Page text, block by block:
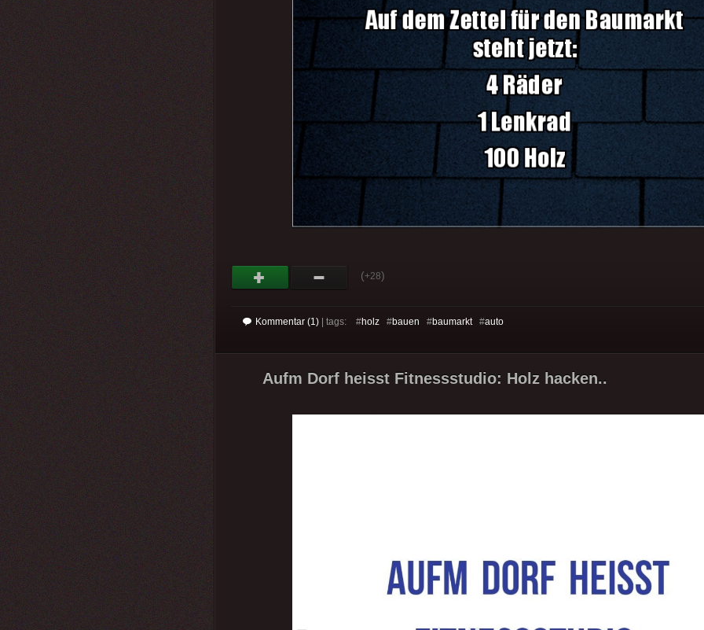
(+28)
Kommentar (1) | tags: #holz #bauen #baumarkt#auto
Aufm Dorf heisst Fitnessstudio: Holz hacken..